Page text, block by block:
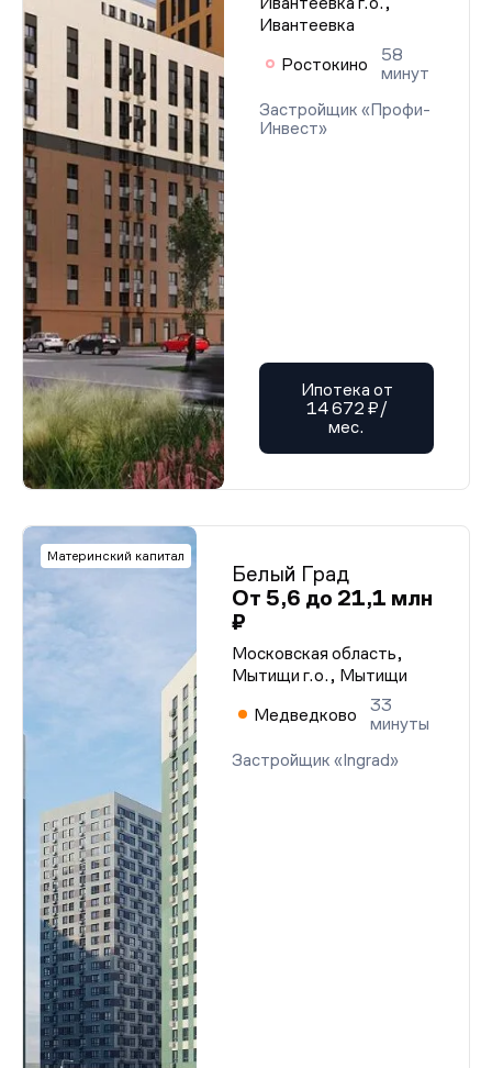
Ивантеевка
Ростокино
58
минут
Застройщик «Профи-
Инвест»
Ипотека от
14 672 ₽/
мес.
Материнский капитал
Белый Град
От 5,6 до 21,1 млн
₽
Московская область,
Мытищи г.о., Мытищи
Медведково
33
минуты
Застройщик «Ingrad»